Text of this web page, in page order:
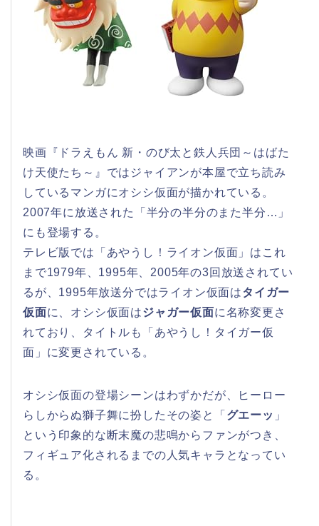
映画『ドラえもん 新・のび太と鉄人兵団～はばた
け天使たち～』ではジャイアンが本屋で立ち読み
しているマンガにオシシ仮面が描かれている。
2007年に放送された「半分の半分のまた半分…」
にも登場する。
テレビ版では「あやうし！ライオン仮面」はこれ
まで1979年、1995年、2005年の3回放送されてい
るが、1995年放送分ではライオン仮面はタイガー
仮面に、オシシ仮面はジャガー仮面に名称変更さ
れており、タイトルも「あやうし！タイガー仮
面」に変更されている。
オシシ仮面の登場シーンはわずかだが、ヒーロー
らしからぬ獅子舞に扮したその姿と「 グエーッ 」
という印象的な断末魔の悲鳴からファンがつき、
フィギュア化されるまでの人気キャラとなってい
る。